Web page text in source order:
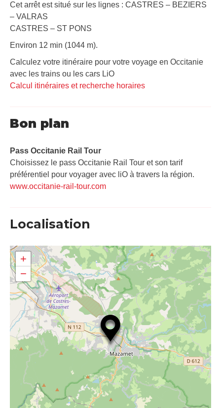
Cet arrêt est situé sur les lignes : CASTRES – BEZIERS
– VALRAS
CASTRES – ST PONS
Environ 12 min (1044 m).
Calculez votre itinéraire pour votre voyage en Occitanie
avec les trains ou les cars LiO
Calcul itinéraires et recherche horaires
Bon plan
Pass Occitanie Rail Tour​
Choisissez le pass Occitanie Rail Tour et son tarif
préférentiel pour voyager avec liO à travers la région.
www.occitanie-rail-tour.com
Localisation
+
−